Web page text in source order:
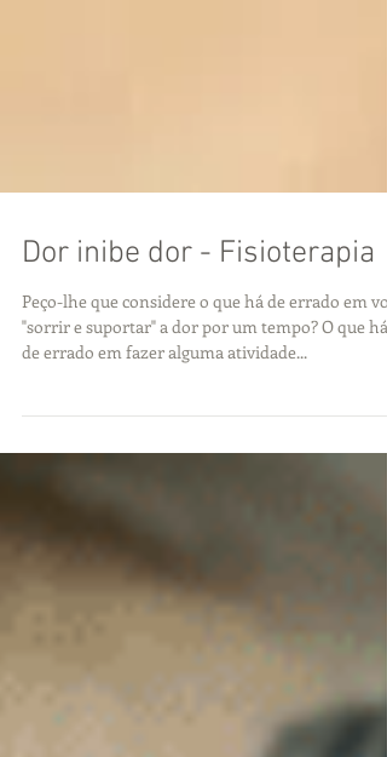
Dor inibe dor - Fisioterapia
Peço-lhe que considere o que há de errado em
"sorrir e suportar" a dor por um tempo? O que há